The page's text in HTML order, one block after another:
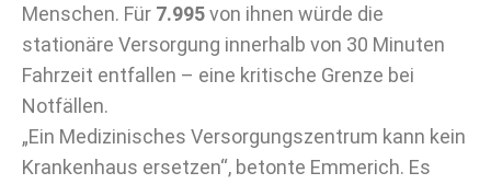
Menschen. Für 7.995von ihnen würde die
stationäre Versorgung innerhalb von 30 Minuten
Fahrzeit entfallen – eine kritische Grenze bei
Notfällen.
„Ein Medizinisches Versorgungszentrum kann kein
Krankenhaus ersetzen“, betonte Emmerich. Es